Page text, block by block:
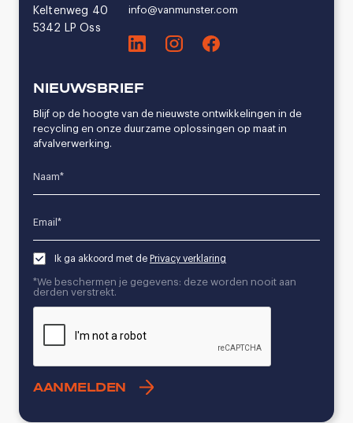
Keltenweg 40
5342 LP Oss
info@vanmunster.com
NIEUWSBRIEF
Blijf op de hoogte van de nieuwste ontwikkelingen in de
recycling en onze duurzame oplossingen op maat in
afvalverwerking.
Name*
Email*
Ik ga akkoord met de Privacy verklaring
*We beschermen je gegevens: deze worden nooit aan
derden verstrekt.